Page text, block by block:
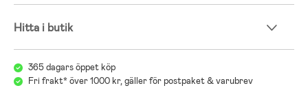
Hitta i butik
365 dagars öppet köp
Fri frakt* över 1000 kr, gäller för postpaket & varubrev